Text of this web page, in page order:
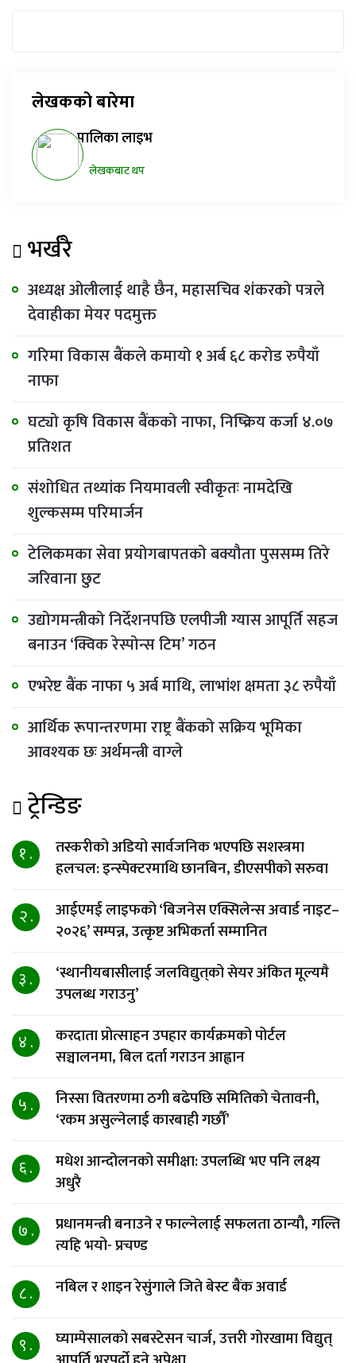
लेखकको बारेमा
पालिका लाइभ
लेखकबाट थप
भर्खरै
अध्यक्ष ओलीलाई थाहै छैन, महासचिव शंकरको पत्रले
देवाहीका मेयर पदमुक्त
गरिमा विकास बैंकले कमायो १ अर्ब ६८ करोड रुपैयाँ
नाफा
घट्यो कृषि विकास बैंकको नाफा, निष्क्रिय कर्जा ४.०७
प्रतिशत
संशोधित तथ्यांक नियमावली स्वीकृतः नामदेखि
शुल्कसम्म परिमार्जन
टेलिकमका सेवा प्रयोगबापतको बक्यौता पुससम्म तिरे
जरिवाना छुट
उद्योगमन्त्रीको निर्देशनपछि एलपीजी ग्यास आपूर्ति सहज
बनाउन ‘क्विक रेस्पोन्स टिम’ गठन
एभरेष्ट बैंक नाफा ५ अर्ब माथि, लाभांश क्षमता ३८ रुपैयाँ
आर्थिक रूपान्तरणमा राष्ट्र बैंकको सक्रिय भूमिका
आवश्यक छः अर्थमन्त्री वाग्ले
ट्रेन्डिङ
१ .
तस्करीको अडियो सार्वजनिक भएपछि सशस्त्रमा
हलचल: इन्स्पेक्टरमाथि छानबिन, डीएसपीको सरुवा
२ .
आईएमई लाइफको ‘बिजनेस एक्सिलेन्स अवार्ड नाइट–
२०२६’ सम्पन्न, उत्कृष्ट अभिकर्ता सम्मानित
३ .
‘स्थानीयबासीलाई जलविद्युत्‌को सेयर अंकित मूल्यमै
उपलब्ध गराउनु’
४ .
करदाता प्रोत्साहन उपहार कार्यक्रमको पोर्टल
सञ्चालनमा, बिल दर्ता गराउन आह्वान
५ .
निस्सा वितरणमा ठगी बढेपछि समितिको चेतावनी,
‘रकम असुल्नेलाई कारबाही गर्छाैं’
६ .
मधेश आन्दोलनको समीक्षा: उपलब्धि भए पनि लक्ष्य
अधुरै
७ .
प्रधानमन्त्री बनाउने र फाल्नेलाई सफलता ठान्यौ, गल्ति
त्यहि भयो- प्रचण्ड
८ . नबिल र शाइन रेसुंगाले जिते बेस्ट बैंक अवार्ड
९ .
घ्याम्पेसालको सबस्टेसन चार्ज, उत्तरी गोरखामा विद्युत्